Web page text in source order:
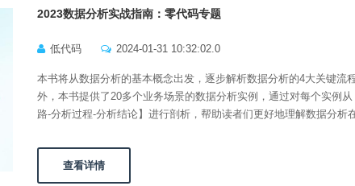
2023数据分析实战指南：零代码专题
低代码 2024-01-31 10:32:02.0
本书将从数据分析的基本概念出发，逐步解析数据分析的4大关键流
外，本书提供了20多个业务场景的数据分析实例，通过对每个实例从
路-分析过程-分析结论】进行剖析，帮助读者们更好地理解数据分析
查看详情